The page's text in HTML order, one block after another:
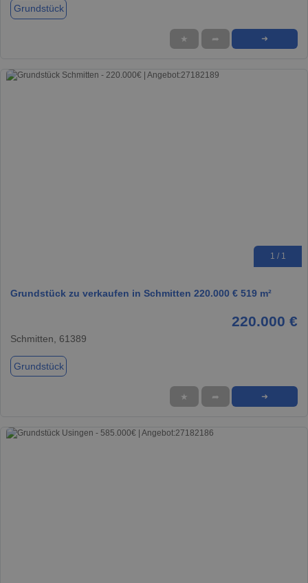
Grundstück
★ ➦ ➜
1 / 1
Grundstück zu verkaufen in Schmitten 220.000 € 519 m²
220.000 €
Schmitten, 61389
Grundstück
★ ➦ ➜